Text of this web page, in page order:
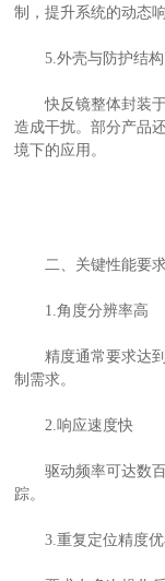
制，提升系统的动态
5.外壳与防护结构
快反镜整体封装于
造成干扰。部分产品
境下的应用。
二、关键性能要
1.角度分辨率高
精度通常要求达到
制需求。
2.响应速度快
驱动频率可达数百
踪。
3.重复定位精度优